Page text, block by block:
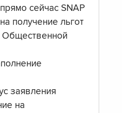
сейчас SNAP
получение льгот
Общественной
заявления
на